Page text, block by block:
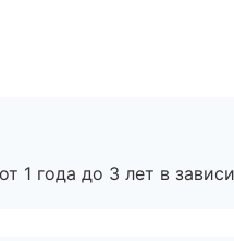
1 года до 3 лет в